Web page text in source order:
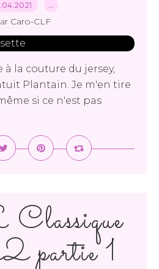
…
Caro-CLF
à la couture du jersey,
Plantain. Je m'en tire
si ce n'est pas
1